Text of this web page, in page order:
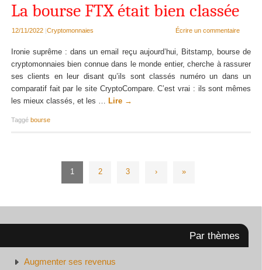
La bourse FTX était bien classée
12/11/2022 |Cryptomonnaies Écrire un commentaire
Ironie suprême : dans un email reçu aujourd’hui, Bitstamp, bourse de
cryptomonnaies bien connue dans le monde entier, cherche à rassurer
ses clients en leur disant qu’ils sont classés numéro un dans un
comparatif fait par le site CryptoCompare. C’est vrai : ils sont mêmes
les mieux classés, et les …
Lire →
Taggé bourse
1 2 3 › »
Par thèmes
Augmenter ses revenus